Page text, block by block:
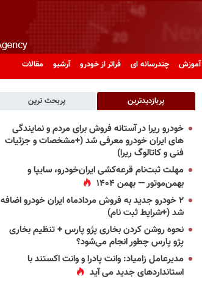
آموزش چندرسانه ای فراتر از خودرو آرشیو مقالات
پربازدیدترین پربحث ترین
خودرو ریرا در آستانه فروش برای مردم و نمایندگی
های ایران خودرو معرفی شد (+مشخصات و جزئیات
فنی و کاتالوگ ریرا)
مهلت ثبت‌نام قرعه‌کشی ایران‌خودرو، سایپا و
بهمن‌موتور — بهمن ۱۴۰۴
۲ خودرو جدید به فروش مردادماه ایران خودرو اضافه
شد (+شرایط ثبت نام)
نحوه روشن کردن بخاری پژو پارس + تنظیم بخاری
پژو پارس چطور انجام می‌شود؟
مدیرعامل زامیاد: وانت پادرا و وانت اکستند با
استانداردهای جدید می آید